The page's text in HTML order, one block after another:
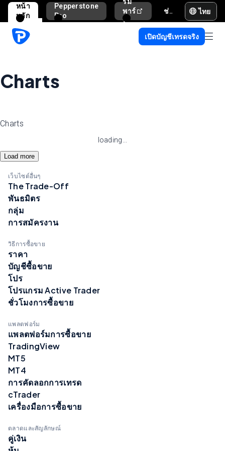
หน้า
หลัก
Pepperstone
Pro
พาร์
ท
ช่วยเหลือและสนับสนุน ไทย
เปิดบัญชีเทรดจริง
Charts
Charts
loading...
Load more
เว็บไซต์อื่นๆ
The Trade-Off
พันธมิตร
กลุ่ม
การสมัครงาน
วิธีการซื้อขาย
ราคา
บัญชีซื้อขาย
โปร
โปรแกรม Active Trader
ชั่วโมงการซื้อขาย
แพลตฟอร์ม
แพลตฟอร์มการซื้อขาย
TradingView
MT5
MT4
การคัดลอกการเทรด
cTrader
เครื่องมือการซื้อขาย
ตลาดและสัญลักษณ์
คู่เงิน